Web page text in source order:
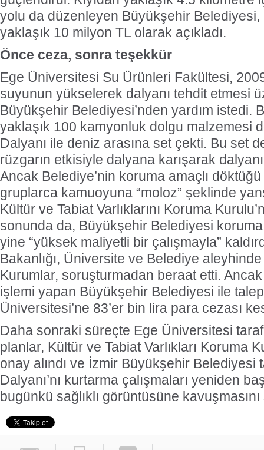
yolu da düzenleyen Büyükşehir
yaklaşık 10 milyon TL olarak açıkladı.
Önce ceza, sonra teşekkür
Ege Üniversitesi Su Ürünleri Fakültesi,
suyunun yükselerek dalyanı tehdit etmesi
Büyükşehir Belediyesi’nden yardım istedi.
yaklaşık 100 kamyonluk dolgu malzemesi
Dalyanı ile deniz arasına set çekti. Bu set
rüzgarın etkisiyle dalyana karışarak
Ancak Belediye’nin koruma amaçlı
gruplarca kamuoyuna “moloz” şeklinde
Kültür ve Tabiat Varlıklarını Koruma
sonunda da, Büyükşehir Belediyesi
yine “yüksek maliyetli bir çalışmayla”
Bakanlığı, Üniversite ve Belediye
Kurumlar, soruşturmadan beraat etti.
işlemi yapan Büyükşehir Belediyesi ile
Üniversitesi’ne 83’er bin lira para cezası
Daha sonraki süreçte Ege Üniversitesi
planlar, Kültür ve Tabiat Varlıkları Koruma
onay alındı ve İzmir Büyükşehir Belediyesi
Dalyanı’nı kurtarma çalışmaları yeniden
bugünkü sağlıklı görüntüsüne kavuşmasını